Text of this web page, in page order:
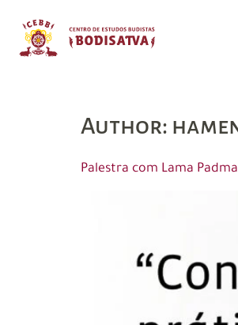
Author:
Palestra com Lama